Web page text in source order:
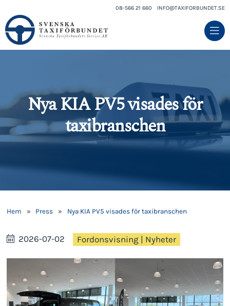
08-566 21 660 INFO@TAXIFORBUNDET.SE
Nya KIA PV5 visades för
taxibranschen
Hem » Press » Nya KIA PV5 visades för taxibranschen
2026-07-02 Fordonsvisning | Nyheter